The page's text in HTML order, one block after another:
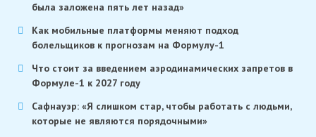
была заложена пять лет назад»
Как мобильные платформы меняют подход
болельщиков к прогнозам на Формулу-1
Что стоит за введением аэродинамических запретов в
Формуле-1 к 2027 году
Сафнауэр: «Я слишком стар, чтобы работать с людьми,
которые не являются порядочными»